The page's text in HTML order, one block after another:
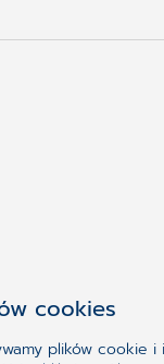
cookies
plików cookie